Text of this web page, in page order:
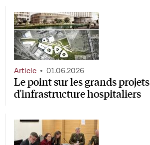
Le point sur les grands projets
d'infrastructure hospitaliers
Article 01.06.2026